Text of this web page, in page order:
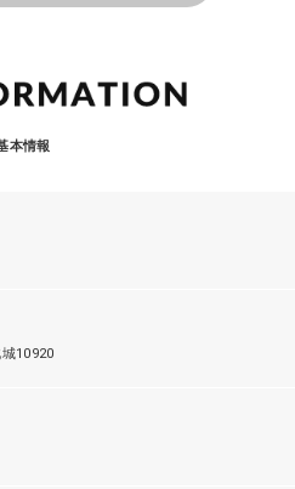
本情報
10920